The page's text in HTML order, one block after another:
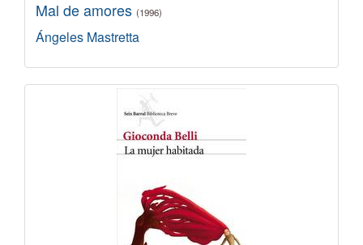
Mal de amores (1996)
Ángeles Mastretta